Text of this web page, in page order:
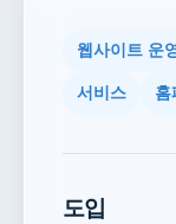
웹사이트 운
서비스 홈
도입